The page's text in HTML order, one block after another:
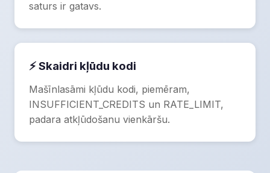
saturs ir gatavs.
⚡ Skaidri kļūdu kodi
Mašīnlasāmi kļūdu kodi, piemēram,
INSUFFICIENT_CREDITS un RATE_LIMIT,
padara atkļūdošanu vienkāršu.